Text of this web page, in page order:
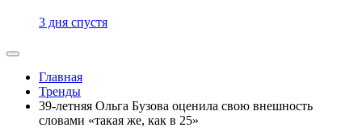
3 дня спустя
Главная
Тренды
39-летняя Ольга Бузова оценила свою внешность
словами «такая же, как в 25»